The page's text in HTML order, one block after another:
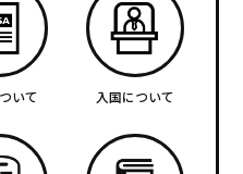
いて 入国について